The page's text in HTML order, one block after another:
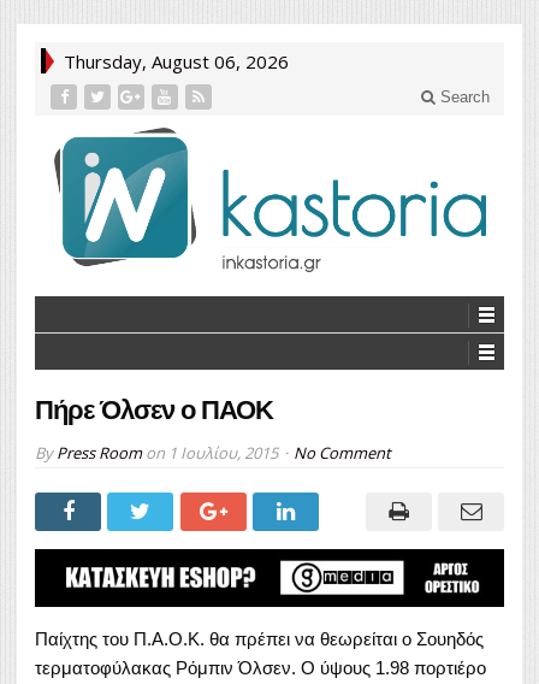
Thursday, August 06, 2026
Search
Πήρε Όλσεν ο ΠΑΟΚ
ByPress Roomon 1 Ιουλίου, 2015 No Comment
Παίχτης του Π.Α.Ο.Κ. θα πρέπει να θεωρείται ο Σουηδός
τερματοφύλακας Ρόμπιν Όλσεν. Ο ύψους 1.98 πορτιέρο